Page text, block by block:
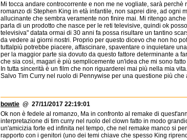
Mi tocca andare controcorrente e non me ne vogliate, sarà
romanzo di Stephen King in età infantile, non saprei dire, ad ogni
allucinante che sembra veramente non finire mai. Mi ritengo
parla di un prodotto che nasce per le reti televisive, quindi ok
televisiva" datata ormai di 30 anni fa possa risultare un tantino
da vedere ai giorni nostri. Proprio per questo dicevo che non ho
tuttalpiù potrebbe piacere, affascinare, spaventare o inquietare
per la maggior parte sia dovuto da questo fattore determinante a
che sia così, magari è più semplicemente un'idea che mi sono
In tutta sincerità è un film che non riguarderei mai più nella mia vita.
Salvo Tim Curry nel ruolo di Pennywise per una questione più
bowtie @ 27/11/2017 22:19:01
Ok non è fedele al romanzo, Ma in confronto al remake di
interpretazione di tim curry nel ruolo del clown fatto in modo
un'amicizia forte ed infinita nel tempo, che nel remake manco si
rapporto con i genitori (uno dei temi chiave che spesso King